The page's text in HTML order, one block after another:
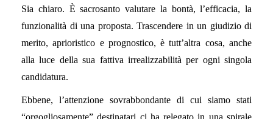
Sia chiaro. È sacrosanto valutare la bontà, l’efficacia, la
funzionalità di una proposta. Trascendere in un giudizio di
merito, aprioristico e prognostico, è tutt’altra cosa, anche
alla luce della sua fattiva irrealizzabilità per ogni singola
candidatura.
Ebbene, l’attenzione sovrabbondante di cui siamo stati
“orgogliosamente” destinatari ci ha relegato in una spirale